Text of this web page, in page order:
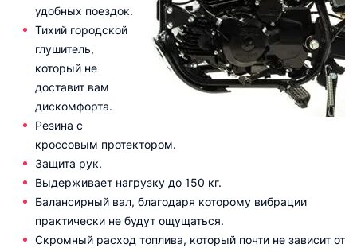
удобных поездок.
Тихий городской
глушитель,
который не
доставит вам
дискомфорта.
Резина с
кроссовым протектором.
Защита рук.
Выдерживает нагрузку до 150 кг.
Балансирный вал, благодаря которому вибрации
практически не будут ощущаться.
Скромный расход топлива, который почти не зависит от